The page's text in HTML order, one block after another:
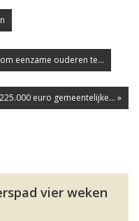
eenzame ouderen te...
euro gemeentelijke... »
vier weken